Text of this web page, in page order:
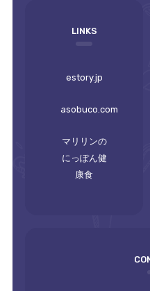
LINKS
estory.jp
asobuco.com
マリリンの
にっぽん健
康食